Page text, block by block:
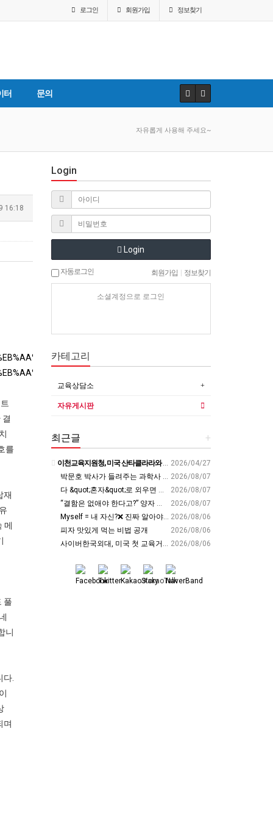
로그인 회원가입 정보찾기
터 문의
자유롭게 사용해 주세요~
16:18
를
재
메
풀
니
.
며
Login
Login
자동로그인 회원가입 정보찾기
소셜계정으로 로그인
카테고리
교육상담소
자유게시판
+
최근글
2026/04/27
이천교육지원청, 미국 산타클라라와 국제교육교류 파트너십 회의 개최:경인투데이뉴스 - 경인투데이뉴스
2026/08/07
박문호 박사가 들려주는 과학사 속 결정적 순간들! 직관을 뛰어넘는 과학적 통찰 : 생각하는 청소년을 위한 과학 시리즈 1부(feat.박문호 박사)
2026/08/07
다 &quot;혼자&quot;로 외우면 틀려요. Alone????By myself????On my own
2026/08/07
“결함은 없애야 한다고?” 양자 연구자가 밝힌 신비: 없애려던 흠이 무기가 되는 방법 | 이정현 KIST 양자기술연구단 선임연구원 | 양자 컴퓨터 인생 | 세바시 2121회
2026/08/06
Myself = 내 자신?❌ 진짜 알아야 할 뜻????
2026/08/06
피자 맛있게 먹는 비법 공개
2026/08/06
사이버한국외대, 미국 첫 교육거점 구축…뉴욕에 미주글로벌센터 개소 - 재외동포신문